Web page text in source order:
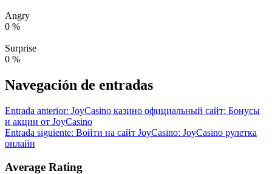
Angry
0 %
Surprise
0 %
Navegación de entradas
Entrada anterior: JoyCasino казино официальный сайт: Бонусы
и акции от JoyCasino
Entrada siguiente: Войти на сайт JoyCasino: JoyCasino рулетка
онлайн
Average Rating